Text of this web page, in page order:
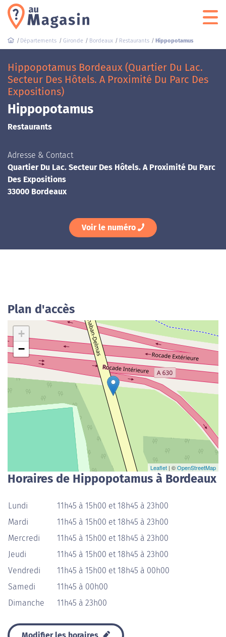
Départements Gironde Bordeaux Restaurants Hippopotamus
Hippopotamus Bordeaux (Quartier Du Lac.
Secteur Des Hôtels. A Proximité Du Parc Des
Expositions)
Hippopotamus
Restaurants
Adresse & Contact
Quartier Du Lac. Secteur Des Hôtels. A Proximité Du Parc
Des Expositions
33000 Bordeaux
Voir le numéro
Plan d'accès
+
−
Leaflet | ©OpenStreetMap
Horaires de Hippopotamus à Bordeaux
Lundi
11h45 à 15h00 et 18h45 à 23h00
Mardi
11h45 à 15h00 et 18h45 à 23h00
Mercredi
11h45 à 15h00 et 18h45 à 23h00
Jeudi
11h45 à 15h00 et 18h45 à 23h00
Vendredi
11h45 à 15h00 et 18h45 à 00h00
Samedi
11h45 à 00h00
Dimanche
11h45 à 23h00